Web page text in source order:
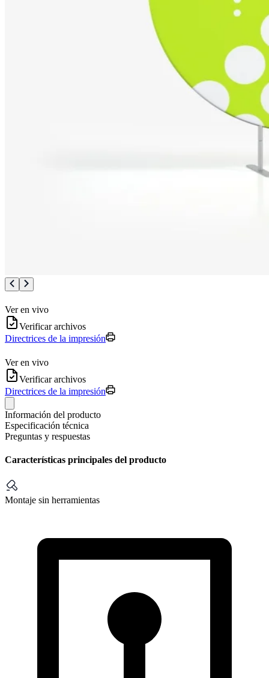
Ver en vivo
Verificar archivos
Directrices de la impresión
Ver en vivo
Verificar archivos
Directrices de la impresión
Información del producto
Especificación técnica
Preguntas y respuestas
Características principales del producto
Montaje sin herramientas